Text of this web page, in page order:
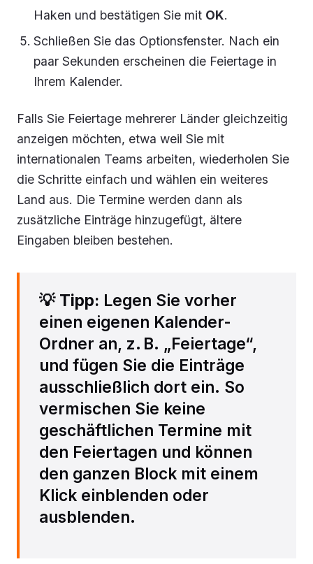
Haken und bestätigen Sie mit OK.
Schließen Sie das Optionsfenster. Nach ein
paar Sekunden erscheinen die Feiertage in
Ihrem Kalender.
Falls Sie Feiertage mehrerer Länder gleichzeitig
anzeigen möchten, etwa weil Sie mit
internationalen Teams arbeiten, wiederholen Sie
die Schritte einfach und wählen ein weiteres
Land aus. Die Termine werden dann als
zusätzliche Einträge hinzugefügt, ältere
Eingaben bleiben bestehen.
💡 Tipp: Legen Sie vorher
einen eigenen Kalender-
Ordner an, z. B. „Feiertage“,
und fügen Sie die Einträge
ausschließlich dort ein. So
vermischen Sie keine
geschäftlichen Termine mit
den Feiertagen und können
den ganzen Block mit einem
Klick einblenden oder
ausblenden.